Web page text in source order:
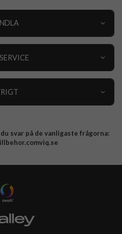
svar på de vanligaste frågorna: